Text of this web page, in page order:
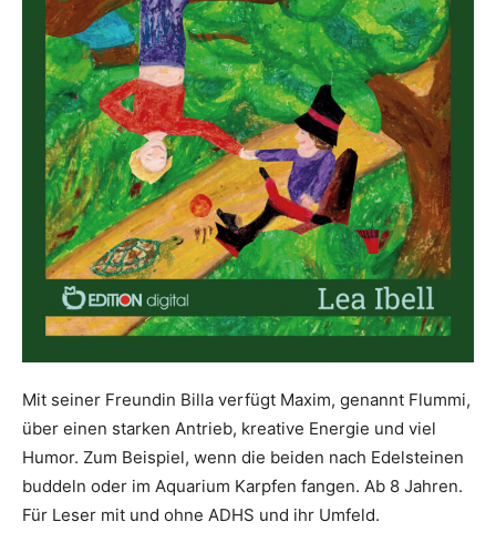
Mit seiner Freundin Billa verfügt Maxim, genannt Flummi,
über einen starken Antrieb, kreative Energie und viel
Humor. Zum Beispiel, wenn die beiden nach Edelsteinen
buddeln oder im Aquarium Karpfen fangen. Ab 8 Jahren.
Für Leser mit und ohne ADHS und ihr Umfeld.